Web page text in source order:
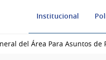
Institucional
del Área Para Asuntos